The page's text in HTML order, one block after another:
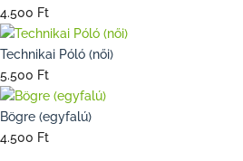
4.500 Ft
Technikai Póló (női)
5.500 Ft
Bögre (egyfalú)
4.500 Ft